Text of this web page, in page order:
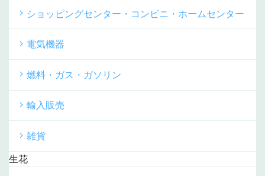
ショッピングセンター・コンビニ・ホームセンター
電気機器
燃料・ガス・ガソリン
輸入販売
雑貨
生花